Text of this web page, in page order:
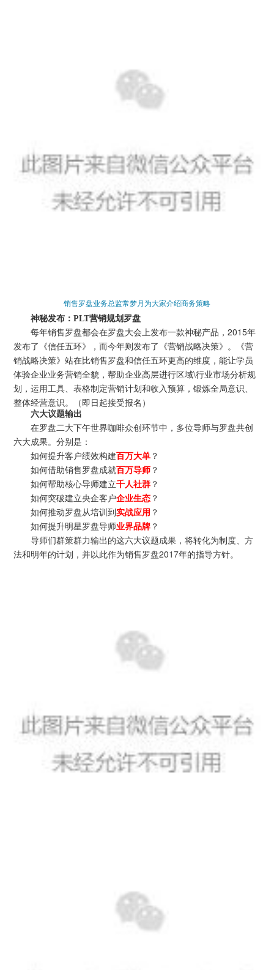
销售罗盘业务总监常梦月为大家介绍商务策略
神秘发布：PLT营销规划罗盘
每年销售罗盘都会在罗盘大会上发布一款神秘产品，2015年
发布了《信任五环》，而今年则发布了《营销战略决策》。
《营
销战略决策》 站在比销售罗盘和信任五环更高的维度，能让学员
体验企业业务营销全貌，帮助企业高层进行区域\行业市场分析规
划，运用工具、表格制定营销计划和收入预算，锻炼全局意识、
整体经营意识。（即日起接受报名）
六大议题输出
在罗盘二大下午世界咖啡众创环节中，多位导师与罗盘共创
六大成果。分别是：
如何提升客户绩效构建百万大单 ？
如何借助销售罗盘成就百万导师 ？
如何帮助核心导师建立千人社群 ？
如何突破建立央企客户企业生态 ？
如何推动罗盘从培训到实战应用 ？
如何提升明星罗盘导师业界品牌 ？
导师们群策群力输出的这六大议题成果，将转化为制度、方
法和明年的计划，并以此作为销售罗盘2017年的指导方针。